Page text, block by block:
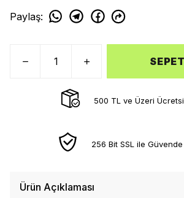
Paylaş:
500 TL ve Üzeri
256 Bit SSL ile Güvende
Ürün Açıklaması